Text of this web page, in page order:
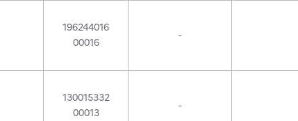
196244016
00016
-
130015332
00013
-